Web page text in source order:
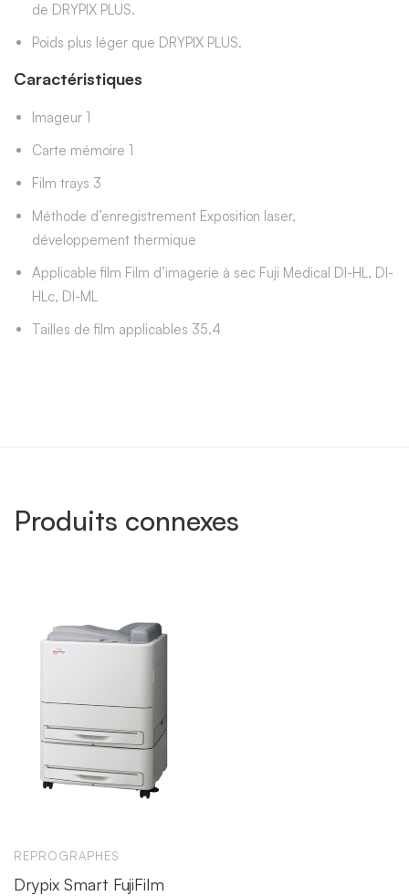
de DRYPIX PLUS.
Poids plus léger que DRYPIX PLUS.
Caractéristiques
Imageur 1
Carte mémoire 1
Film trays 3
Méthode d’enregistrement Exposition laser,
développement thermique
Applicable film Film d’imagerie à sec Fuji Medical DI-HL, ​​DI-
HLc, DI-ML
Tailles de film applicables 35.4
Produits connexes
REPROGRAPHES
Drypix Smart FujiFilm